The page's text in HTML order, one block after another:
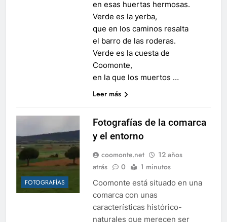
en esas huertas hermosas.
Verde es la yerba,
que en los caminos resalta
el barro de las roderas.
Verde es la cuesta de
Coomonte,
en la que los muertos …
Leer más
FOTOGRAFÍAS
Fotografías de la comarca
y el entorno
coomonte.net
12 años
atrás
0 1 minutos
Coomonte está situado en una
comarca con unas
características histórico-
naturales que merecen ser